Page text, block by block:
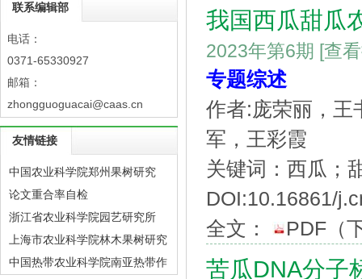
联系编辑部
电话：
0371-65330927
邮箱：
zhongguoguacai@caas.cn
友情链接
中国农业科学院郑州果树研究
论文重合率自检
浙江省农业科学院园艺研究所
上海市农业科学院林木果树研究
中国热带农业科学院南亚热带作
我国西瓜甜瓜
2023年第6期 [查
专题综述
作者:庞荣丽，王
军，王彩霞
关键词：西瓜；
DOI:10.16861/
全文：
PDF （
苦瓜DNA分子